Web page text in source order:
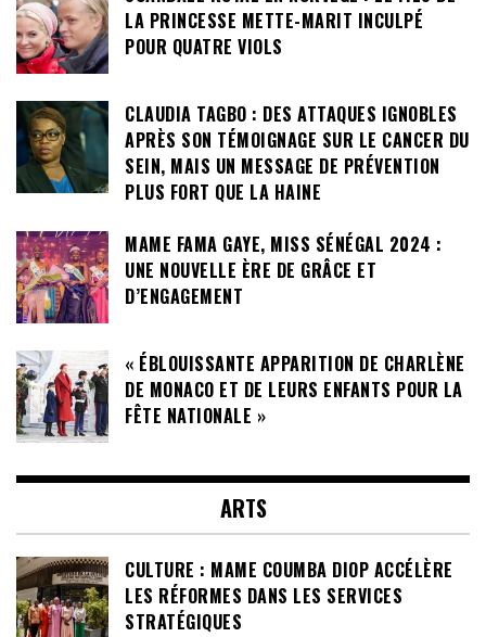
LA PRINCESSE METTE-MARIT INCULPÉ
POUR QUATRE VIOLS
CLAUDIA TAGBO : DES ATTAQUES IGNOBLES
APRÈS SON TÉMOIGNAGE SUR LE CANCER DU
SEIN, MAIS UN MESSAGE DE PRÉVENTION
PLUS FORT QUE LA HAINE
MAME FAMA GAYE, MISS SÉNÉGAL 2024 :
UNE NOUVELLE ÈRE DE GRÂCE ET
D’ENGAGEMENT
« ÉBLOUISSANTE APPARITION DE CHARLÈNE
DE MONACO ET DE LEURS ENFANTS POUR LA
FÊTE NATIONALE »
ARTS
CULTURE : MAME COUMBA DIOP ACCÉLÈRE
LES RÉFORMES DANS LES SERVICES
STRATÉGIQUES